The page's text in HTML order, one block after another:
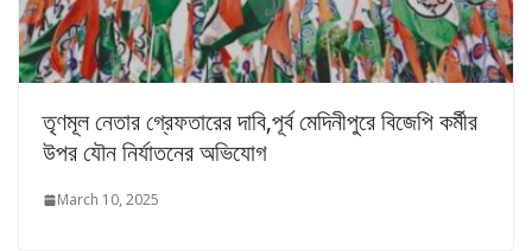
তৃণমূল নেতার গ্রেফতারের দাবি,পূর্ব মেদিনীপুরে বিজেপি কর্মীর
উপর যৌন নির্যাতনের অভিযোগ
March 10, 2025